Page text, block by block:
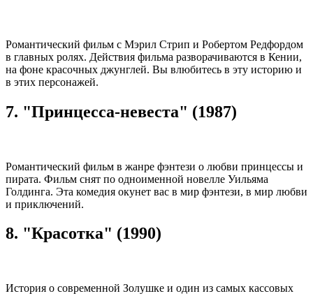
Романтический фильм с Мэрил Стрип и Робертом Редфордом
в главных ролях. Действия фильма разворачиваются в Кении,
на фоне красочных джунглей. Вы влюбитесь в эту историю и
в этих персонажей.
7. "Принцесса-невеста" (1987)
Романтический фильм в жанре фэнтези о любви принцессы и
пирата. Фильм снят по одноименной новелле Уильяма
Голдинга. Эта комедия окунет вас в мир фэнтези, в мир любви
и приключений.
8. "Красотка" (1990)
История о современной Золушке и один из самых кассовых